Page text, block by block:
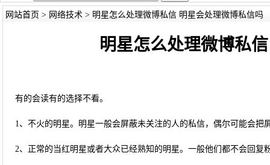
网站首页 > 网络技术> 明星怎么处理微博私信 明星会处理微博私信吗
明星怎么处理微博私
有的会读有的选择不看。
1、不火的明星。明星一般会屏蔽未关注的人的私信，偶尔可能会
2、正常的当红明星或者大众已经熟知的明星。一般他们都不会回复